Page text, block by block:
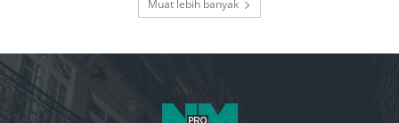
Muat lebih banyak